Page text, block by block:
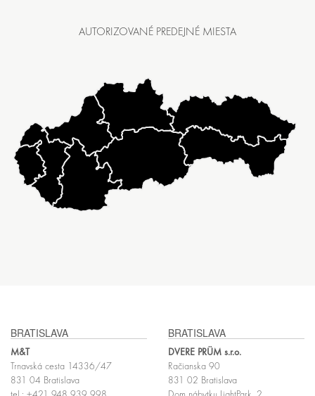
AUTORIZOVANÉ PREDEJNÉ MIESTA
BRATISLAVA
M&T
Trnavská cesta 14336/47
831 04 Bratislava
BRATISLAVA
DVERE PRÜM s.r.o.
Račianska 90
831 02 Bratislava